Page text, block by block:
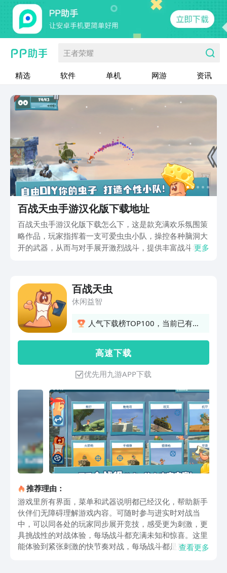
王者荣耀
精选 软件 单机 网游 资讯
百战天虫手游汉化版下载地址
百战天虫手游汉化版下载怎么下，这是款充满欢乐氛围策
略作品，玩家指挥着一支可爱虫虫小队，操控各种脑洞大
开的武器，从而与对手展开激烈战斗，提供丰富战斗场
就在九游预约下载吧，手游福利性价比最高的就是它，作
为阿里巴巴灵犀互娱旗下产品，品质也有保证，签到有抽
奖机会，玩游戏每天能拿工资。
更多
百战天虫
休闲益智
人气下载榜TOP100，当前已有
高 速 下 载
优先用九游APP下载
推荐理由：
游戏里所有界面，菜单和武器说明都已经汉化，帮助新手
伙伴们无障碍理解游戏内容。可随时参与进实时对战当
中，可以同各处的玩家同步展开竞技，感受更为刺激，更
具挑战性的对战体验，每场战斗都充满未知和惊喜。这里
能体验到紧张刺激的快节奏对战，每场战斗都是紧张刺激
查看更多